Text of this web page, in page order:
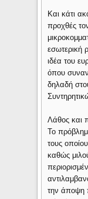
Και κάτι
προχθές
εσωτερική
ιδέα του
όπου
δηλαδή
Λάθος και
Το
τους
καθώς
την άποψη